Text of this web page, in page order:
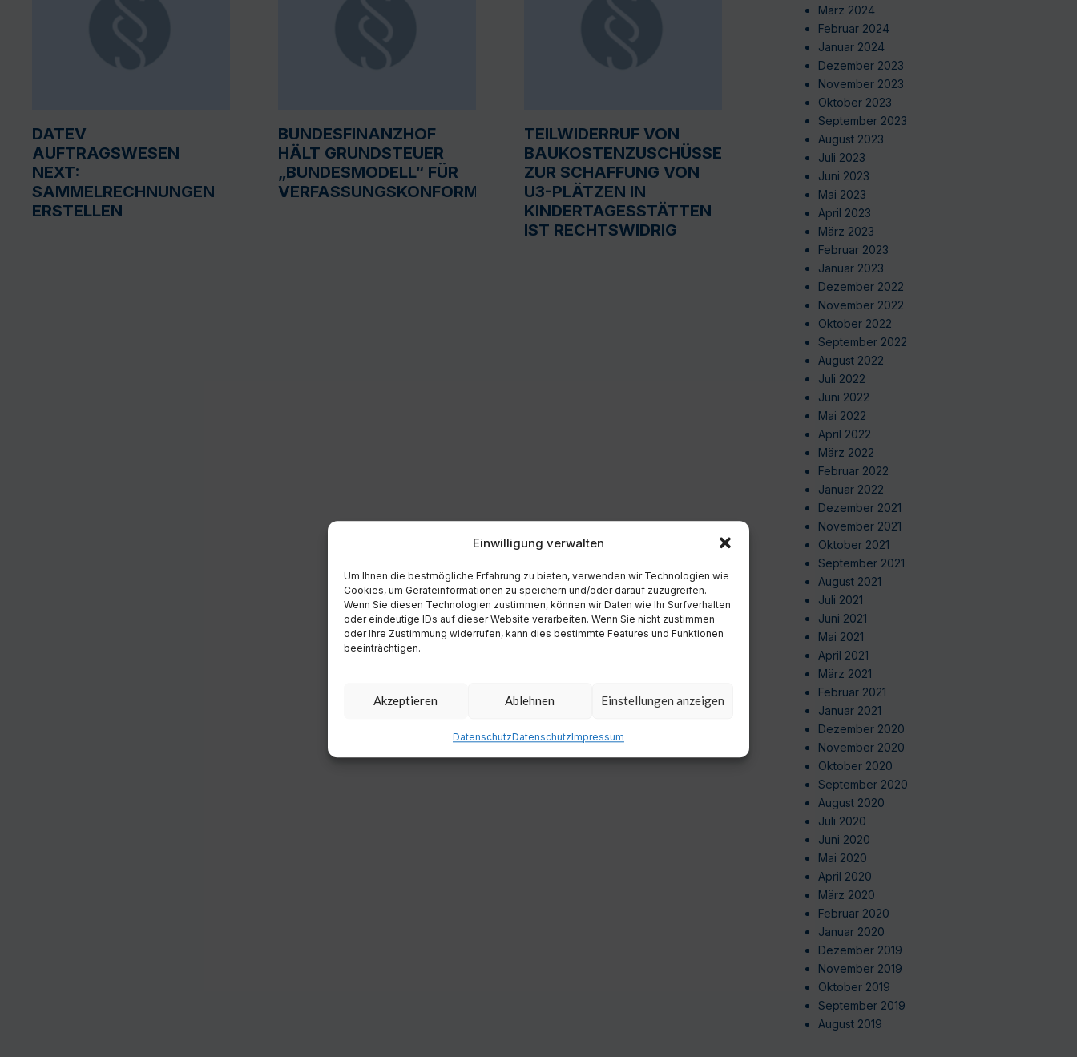
Einwilligung verwalten
Um Ihnen die bestmögliche Erfahrung zu bieten, verwenden wir Technologien wie
Cookies, um Geräteinformationen zu speichern und/oder darauf zuzugreifen.
Wenn Sie diesen Technologien zustimmen, können wir Daten wie Ihr Surfverhalten
oder eindeutige IDs auf dieser Website verarbeiten. Wenn Sie nicht zustimmen
oder Ihre Zustimmung widerrufen, kann dies bestimmte Features und Funktionen
beeinträchtigen.
Akzeptieren Ablehnen Einstellungen anzeigen
DatenschutzDatenschutzImpressum
DATEV
AUFTRAGSWESEN
NEXT:
SAMMELRECHNUNGEN
ERSTELLEN
BUNDESFINANZHOF
HÄLT GRUNDSTEUER
„BUNDESMODELL“ FÜR
VERFASSUNGSKONFORM
TEILWIDERRUF VON
BAUKOSTENZUSCHÜSSEN
ZUR SCHAFFUNG VON
U3-PLÄTZEN IN
KINDERTAGESSTÄTTEN
IST RECHTSWIDRIG
März 2024
Februar 2024
Januar 2024
Dezember 2023
November 2023
Oktober 2023
September 2023
August 2023
Juli 2023
Juni 2023
Mai 2023
April 2023
März 2023
Februar 2023
Januar 2023
Dezember 2022
November 2022
Oktober 2022
September 2022
August 2022
Juli 2022
Juni 2022
Mai 2022
April 2022
März 2022
Februar 2022
Januar 2022
Dezember 2021
November 2021
Oktober 2021
September 2021
August 2021
Juli 2021
Juni 2021
Mai 2021
April 2021
März 2021
Februar 2021
Januar 2021
Dezember 2020
November 2020
Oktober 2020
September 2020
August 2020
Juli 2020
Juni 2020
Mai 2020
April 2020
März 2020
Februar 2020
Januar 2020
Dezember 2019
November 2019
Oktober 2019
September 2019
August 2019